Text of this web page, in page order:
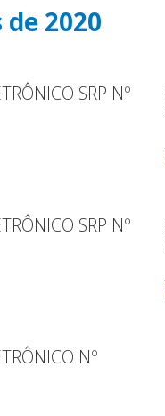
de 2020
SRP Nº
SRP Nº
Nº